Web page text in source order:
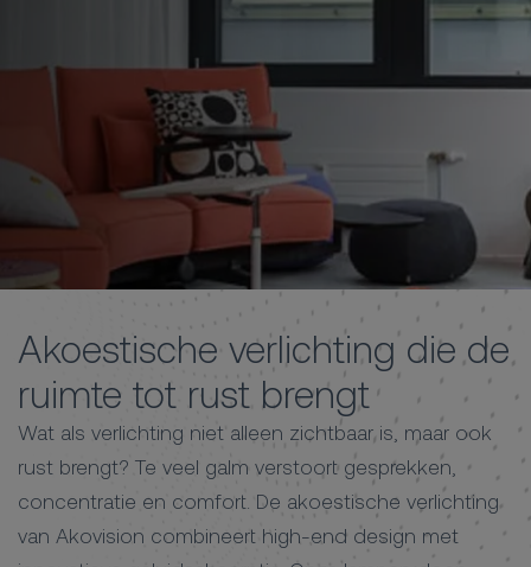
Akoestische verlichting die de
ruimte tot rust brengt
Wat als verlichting niet alleen zichtbaar is, maar ook
rust brengt? Te veel galm verstoort gesprekken,
concentratie en comfort. De akoestische verlichting
van Akovision combineert high-end design met